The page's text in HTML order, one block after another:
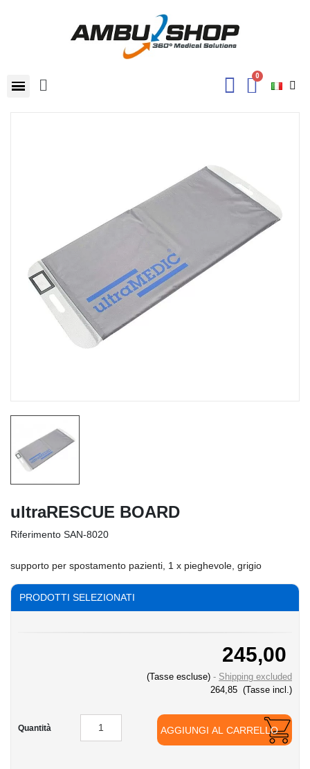
ultraRESCUE BOARD
Riferimento SAN-8020
supporto per spostamento pazienti, 1 x pieghevole, grigio
PRODOTTI SELEZIONATI
245,00
(Tasse escluse)
Shipping excluded
264,85 (Tasse incl.)
Quantità AGGIUNGI AL CARRELLO